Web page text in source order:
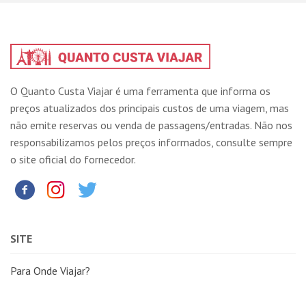
O Quanto Custa Viajar é uma ferramenta que informa os
preços atualizados dos principais custos de uma viagem, mas
não emite reservas ou venda de passagens/entradas. Não nos
responsabilizamos pelos preços informados, consulte sempre
o site oficial do fornecedor.
SITE
Para Onde Viajar?